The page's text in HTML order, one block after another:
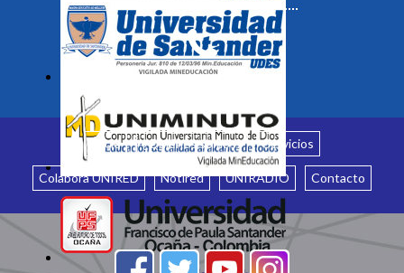
Inicio ¿Quiénes somos? Servicios
Colabora UNIRED Notired UNIRADIO Contacto